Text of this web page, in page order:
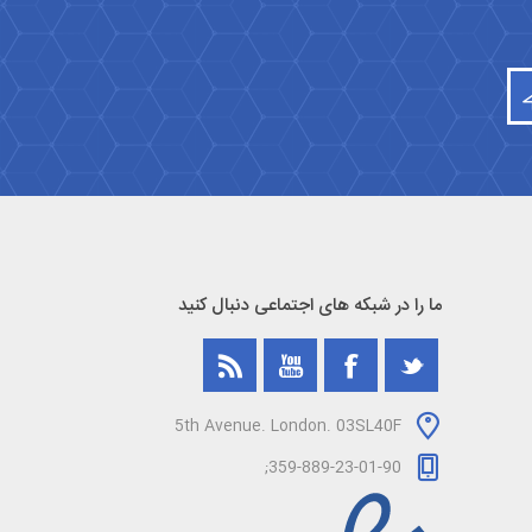
ما را در شبکه های اجتماعی دنبال کنید
5th Avenue. London. 03SL40F
359-889-23-01-90;